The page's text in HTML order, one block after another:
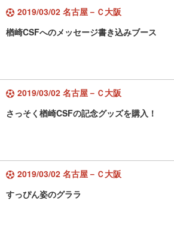
2019/03/02 名古屋－Ｃ大阪
楢崎CSFへのメッセージ書き込みブース
2019/03/02 名古屋－Ｃ大阪
さっそく楢崎CSFの記念グッズを購入！
2019/03/02 名古屋－Ｃ大阪
すっぴん姿のグララ